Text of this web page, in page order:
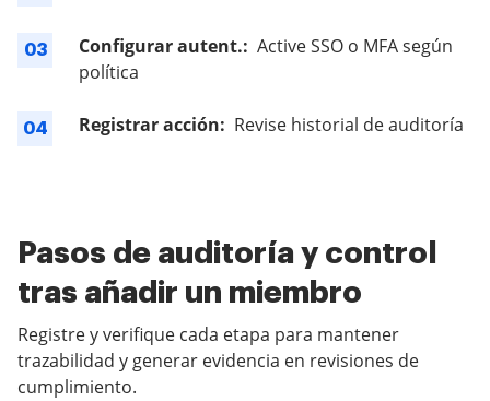
03 Configurar autent.: Active SSO o MFA según
política
04 Registrar acción: Revise historial de auditoría
Pasos de auditoría y control
tras añadir un miembro
Registre y verifique cada etapa para mantener
trazabilidad y generar evidencia en revisiones de
cumplimiento.